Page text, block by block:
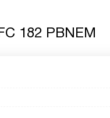
182 PBNEM